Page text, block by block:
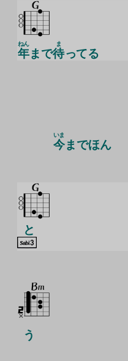
年
ねん
まで待
ま
ってる
今
いま
までほん
と
う